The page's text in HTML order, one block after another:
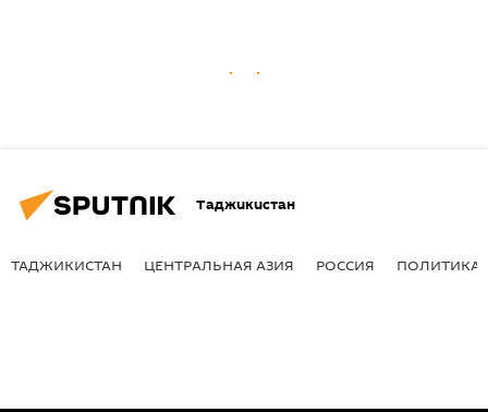
Таджикистан
ТАДЖИКИСТАН ЦЕНТРАЛЬНАЯ АЗИЯ РОССИЯ ПОЛИТИКА